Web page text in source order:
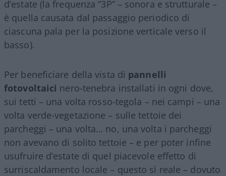
d’estate (la frequenza “3P” – sonora e strutturale –
è quella causata dal passaggio periodico di
ciascuna pala per la posizione verticale verso il
basso).
Per beneficiare della vista di pannelli
fotovoltaici nero-tenebra installati in ogni dove,
sui tetti – una volta rosso-tegola – nei campi – una
volta verde-vegetazione – sulle tettoie dei
parcheggi – una volta… no, una volta i parcheggi
non avevano di solito tettoie – e per poter infine
usufruire d’estate di quel piacevole effetto di
surriscaldamento locale – questo sì reale – dovuto